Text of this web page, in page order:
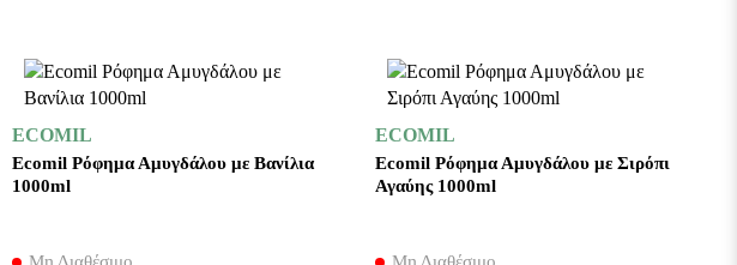
ECOMIL
Ecomil Ρόφημα Αμυγδάλου με Βανίλια
1000ml
ECOMIL
Ecomil Ρόφημα Αμυγδάλου με Σιρόπι
Αγαύης 1000ml